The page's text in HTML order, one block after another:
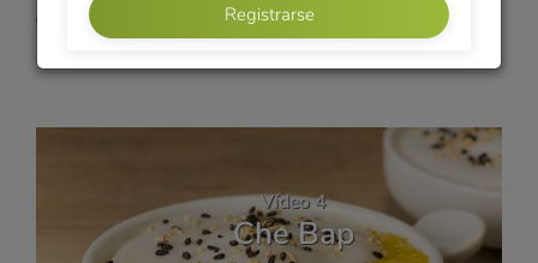
23 min
Vídeo 4
Che Bap
Registrarse